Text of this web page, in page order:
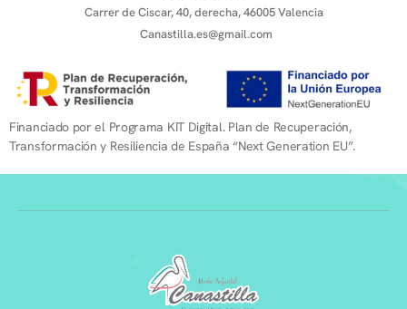
Carrer de Ciscar, 40, derecha, 46005 Valencia
Canastilla.es@gmail.com
Financiado por el Programa KIT Digital. Plan de Recuperación,
Transformación y Resiliencia de España “Next Generation EU”.